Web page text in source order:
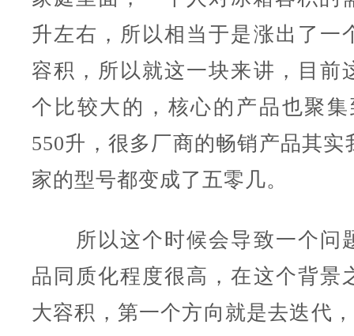
升左右，所以相当于是涨出了一
容积，所以就这一块来讲，目前
个比较大的，核心的产品也聚集
550升，很多厂商的畅销产品其实
家的型号都变成了五零几。
所以这个时候会导致一个问
品同质化程度很高，在这个背景
大容积，第一个方向就是去迭代